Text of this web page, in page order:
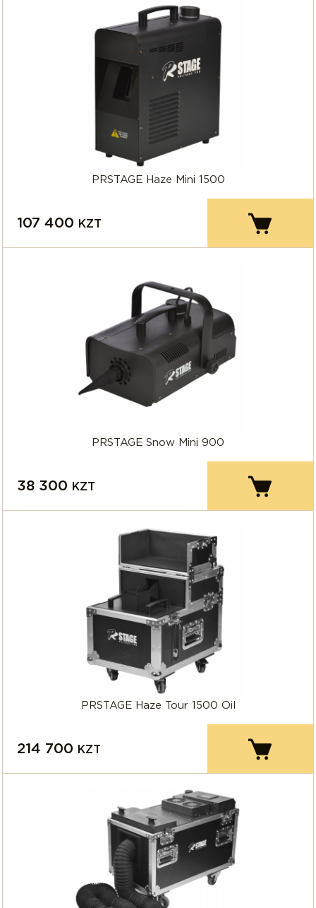
PRSTAGE Haze Mini 1500
107 400 KZT
PRSTAGE Snow Mini 900
38 300 KZT
PRSTAGE Haze Tour 1500 Oil
214 700 KZT